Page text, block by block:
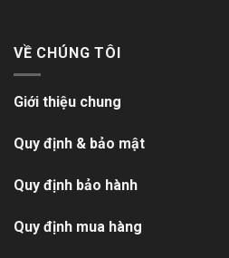
VỀ CHÚNG TÔI
Giới thiệu chung
Quy định & bảo mật
Quy định bảo hành
Quy định mua hàng